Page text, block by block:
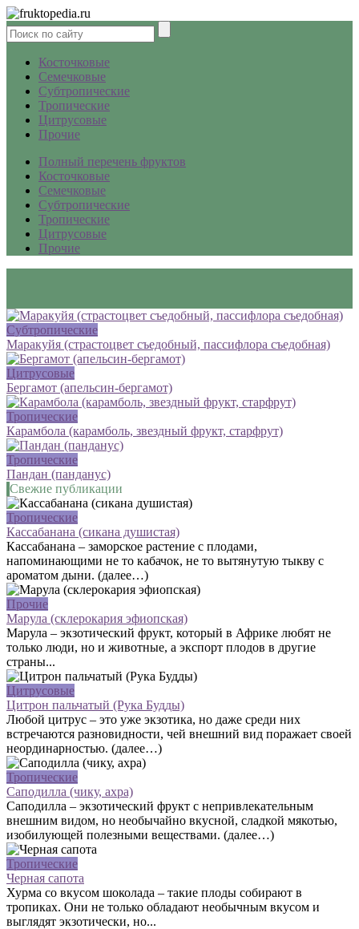
Косточковые
Семечковые
Субтропические
Тропические
Цитрусовые
Прочие
Полный перечень фруктов
Косточковые
Семечковые
Субтропические
Тропические
Цитрусовые
Прочие
Субтропические
Маракуйя (страстоцвет съедобный, пассифлора съедобная)
Цитрусовые
Бергамот (апельсин-бергамот)
Тропические
Карамбола (карамболь, звездный фрукт, старфрут)
Тропические
Пандан (панданус)
Свежие публикации
Тропические
Кассабанана (сикана душистая)
Кассабанана – заморское растение с плодами,
напоминающими не то кабачок, не то вытянутую тыкву с
ароматом дыни. (далее…)
Прочие
Марула (склерокария эфиопская)
Марула – экзотический фрукт, который в Африке любят не
только люди, но и животные, а экспорт плодов в другие
страны...
Цитрусовые
Цитрон пальчатый (Рука Будды)
Любой цитрус – это уже экзотика, но даже среди них
встречаются разновидности, чей внешний вид поражает своей
неординарностью. (далее…)
Тропические
Саподилла (чику, ахра)
Саподилла – экзотический фрукт с непривлекательным
внешним видом, но необычайно вкусной, сладкой мякотью,
изобилующей полезными веществами. (далее…)
Тропические
Черная сапота
Хурма со вкусом шоколада – такие плоды собирают в
тропиках. Они не только обладают необычным вкусом и
выглядят экзотически, но...